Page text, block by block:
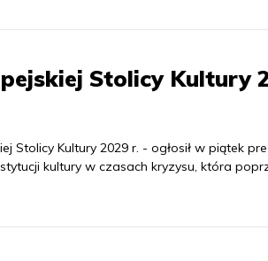
Stolicy Kultury
Stolicy Kultury 2029 r. - ogłosił w piątek
kultury w czasach kryzysu, która